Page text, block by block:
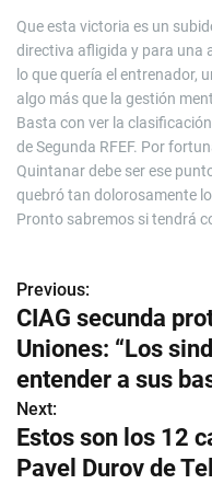
Que esta victoria es un
directiva afligida y para una
lo que quería el entrenador,
algo más que la gestión
Basta con ver la
de Segunda RFEF. Por
Quintanar debe ser ese
quebró tan dolorosamente
Pronto sabremos si tendrá
N
a
v
e
g
Previous:
CIAG secunda
Uniones: “Los
entender a sus
Next:
Estos son los 12
Pavel Durov de